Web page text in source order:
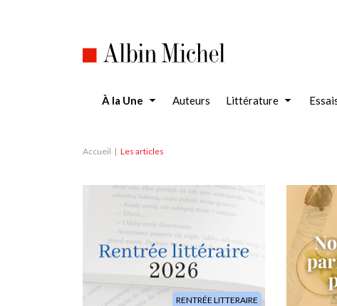
À la Une Auteurs Littérature
Accueil Les articles
RENTRÉE LITTERAIRE
Image